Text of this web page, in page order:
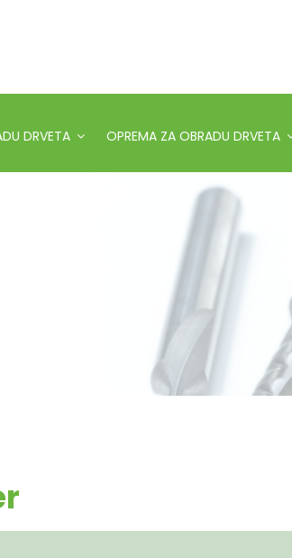
DRVETA OPREMA ZA OBRADU DRVETA